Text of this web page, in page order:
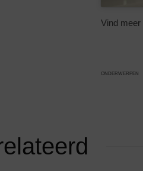
Vind meer
ONDERWERPEN